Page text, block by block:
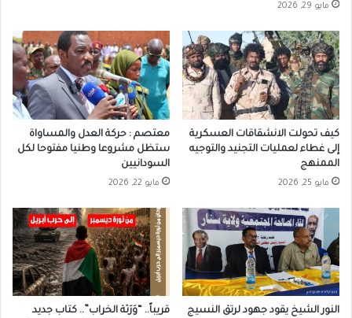
مايو 29, 2026
كيف تحولت الانشقاقات العسكرية
إلى غطاء لعمليات التجنيد والتوجيه
الممنهج
مايو 25, 2026
معتصم : حركة العدل والمساواة
ستظل مشروعا وطنيا مفتوحا لكل
السودانيين
مايو 22, 2026
النور الشيخ يقود جهود لرتق النسيج
قريباً.. “وَرَثة الخراب”.. كتاب جديد